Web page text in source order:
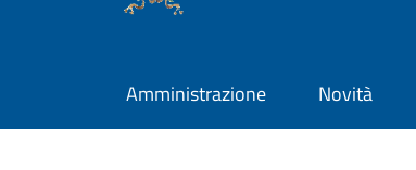
Amministrazione Novità